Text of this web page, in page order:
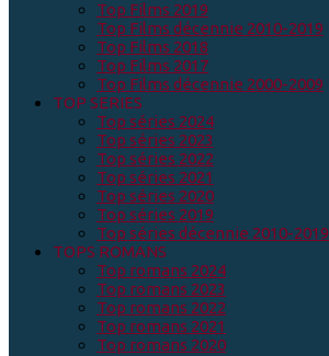
Top Films 2019
Top Films décennie 2010-2019
Top Films 2018
Top Films 2017
Top Films décennie 2000-2009
TOP SERIES
Top séries 2024
Top séries 2023
Top séries 2022
Top séries 2021
Top séries 2020
Top séries 2019
Top séries décennie 2010-2019
TOPS ROMANS
Top romans 2024
Top romans 2023
Top romans 2022
Top romans 2021
Top romans 2020